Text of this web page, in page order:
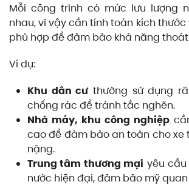
Mỗi công trình có mức lưu lượng
nhau, vì vậy cần tính toán kích
phù hợp để đảm bảo khả năng
Ví dụ:
Khu dân cưthường sử dụng
chống rác để tránh tắc nghẽn.
Nhà máy, khu công nghiệp
cao để đảm bảo an toàn cho xe
nặng.
Trung tâm thương mại yêu
nước hiện đại, đảm bảo mỹ